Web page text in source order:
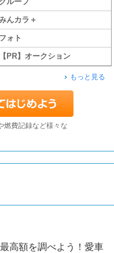
んカラ＋
フォト
【PR】オークション
もっと見る
燃費記録など様々な
高額を調べよう！愛車